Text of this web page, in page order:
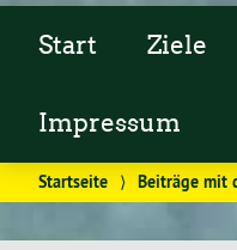
Start Ziele
Impressum
Startseite ⟩ Beiträge mit